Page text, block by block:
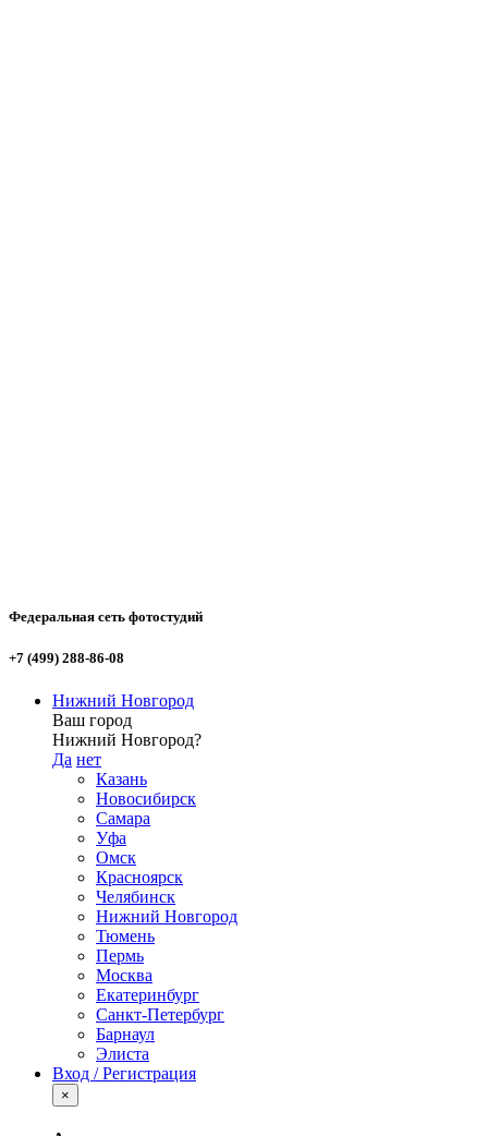
Федеральная сеть фотостудий
+7 (499) 288-86-08
Нижний Новгород
Ваш город
Нижний Новгород?
Да нет
Казань
Новосибирск
Самара
Уфа
Омск
Красноярск
Челябинск
Нижний Новгород
Тюмень
Пермь
Москва
Екатеринбург
Санкт-Петербург
Барнаул
Элиста
Вход / Регистрация
×